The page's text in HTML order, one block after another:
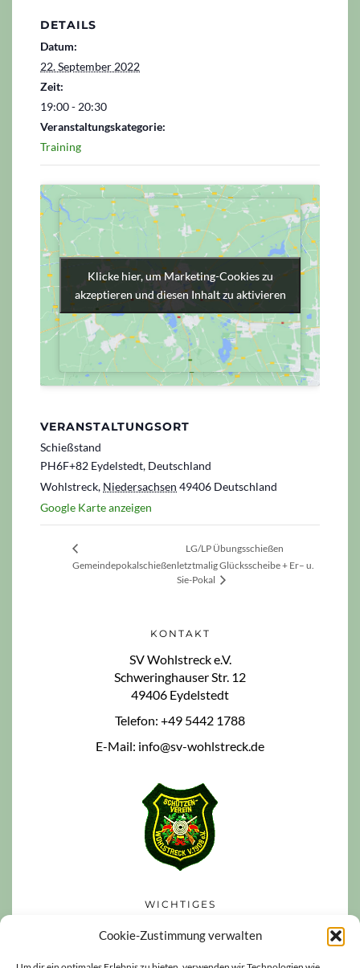
Cookie-Zustimmung verwalten
DETAILS
Datum:
22. September 2022
Zeit:
19:00 - 20:30
Veranstaltungskategorie:
Training
VERANSTALTUNGSORT
Schießstand
PH6F+82 Eydelstedt, Deutschland
Wohlstreck, Niedersachsen 49406 Deutschland
Google Karte anzeigen
Klicke hier, um Marketing-Cookies zu
akzeptieren und diesen Inhalt zu aktivieren
Klicke hier, um Marketing-Cookies zu
akzeptieren und diesen Inhalt zu aktivieren
Gemeindepokalschießen
LG/LP Übungsschießen
letztmalig Glücksscheibe + Er– u.
Sie-Pokal
KONTAKT
SV Wohlstreck e.V.
Schweringhauser Str. 12
49406 Eydelstedt
Telefon: +49 5442 1788
E-Mail: info@sv-wohlstreck.de
WICHTIGES
Datenschutzerklärung
Impressum